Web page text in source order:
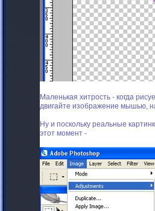
Маленькая хитрость - когда
двигайте изображение мышью,
Ну и поскольку реальные
этот момент -